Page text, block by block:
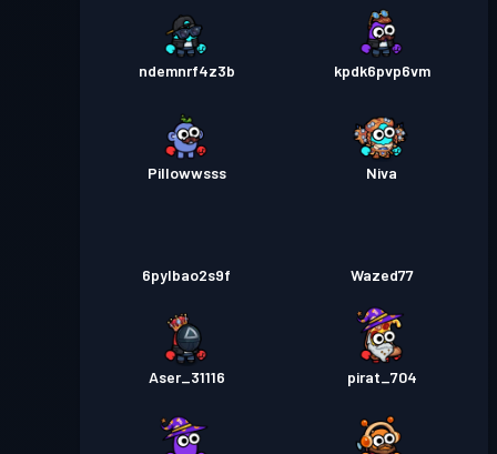
ndemnrf4z3b kpdk6pvp6vm
Pillowwsss Niva
6pylbao2s9f Wazed77
Aser_31116 pirat_704